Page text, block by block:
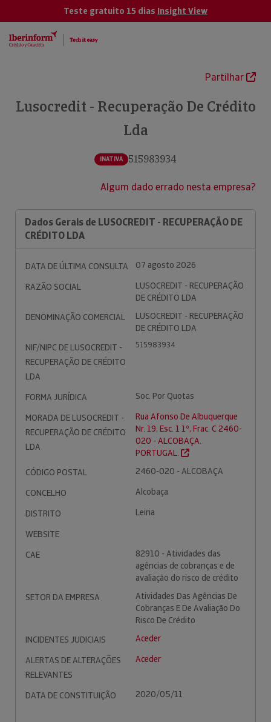
Teste gratuito 15 dias Insight View
Partilhar
Lusocredit - Recuperação De Crédito
Lda
INATIVA 515983934
Algum dado errado nesta empresa?
Dados Gerais de LUSOCREDIT - RECUPERAÇÃO DE
CRÉDITO LDA
DATA DE ÚLTIMA CONSULTA
07 agosto 2026
RAZÃO SOCIAL
LUSOCREDIT - RECUPERAÇÃO
DE CRÉDITO LDA
DENOMINAÇÃO COMERCIAL
LUSOCREDIT - RECUPERAÇÃO
DE CRÉDITO LDA
NIF/NIPC DE LUSOCREDIT -
RECUPERAÇÃO DE CRÉDITO
LDA
515983934
FORMA JURÍDICA
Soc. Por Quotas
MORADA DE LUSOCREDIT -
RECUPERAÇÃO DE CRÉDITO
LDA
Rua Afonso De Albuquerque
Nr. 19, Esc. 1 1º, Frac. C 2460-
020 - ALCOBAÇA.
PORTUGAL.
CÓDIGO POSTAL
2460-020 - ALCOBAÇA
CONCELHO
Alcobaça
DISTRITO
Leiria
WEBSITE
CAE
82910 - Atividades das
agências de cobranças e de
avaliação do risco de crédito
SETOR DA EMPRESA
Atividades Das Agências De
Cobranças E De Avaliação Do
Risco De Crédito
INCIDENTES JUDICIAIS
Aceder
ALERTAS DE ALTERAÇÕES
RELEVANTES
Aceder
DATA DE CONSTITUIÇÃO 2020/05/11